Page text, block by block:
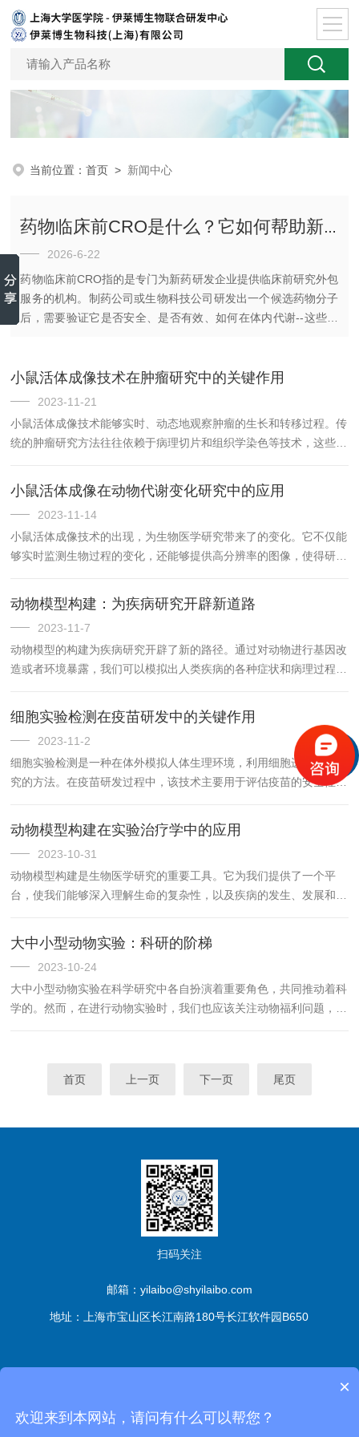
当前位置：首页 > 新闻中心
药物临床前CRO是什么？它如何帮助新药从实验室走向人体试验？
2026-6-22
药物临床前CRO指的是专门为新药研发企业提供临床前研究外包
服务的机构。制药公司或生物科技公司研发出一个候选药物分子
后，需要验证它是否安全、是否有效、如何在体内代谢--这些工
小鼠活体成像技术在肿瘤研究中的关键作用
2023-11-21
小鼠活体成像技术能够实时、动态地观察肿瘤的生长和转移过程。传
统的肿瘤研究方法往往依赖于病理切片和组织学染色等技术，这些方
和转移过程。
小鼠活体成像在动物代谢变化研究中的应用
2023-11-14
小鼠活体成像技术的出现，为生物医学研究带来了的变化。它不仅能
够实时监测生物过程的变化，还能够提供高分辨率的图像，使得研究
动物模型构建：为疾病研究开辟新道路
2023-11-7
动物模型的构建为疾病研究开辟了新的路径。通过对动物进行基因改
造或者环境暴露，我们可以模拟出人类疾病的各种症状和病理过程，
细胞实验检测在疫苗研发中的关键作用
2023-11-2
细胞实验检测是一种在体外模拟人体生理环境，利用细胞进行疾病研
究的方法。在疫苗研发过程中，该技术主要用于评估疫苗的安全性和
了解疫苗的免疫原性和保护效果。
动物模型构建在实验治疗学中的应用
2023-10-31
动物模型构建是生物医学研究的重要工具。它为我们提供了一个平
台，使我们能够深入理解生命的复杂性，以及疾病的发生、发展和治
大中小型动物实验：科研的阶梯
2023-10-24
大中小型动物实验在科学研究中各自扮演着重要角色，共同推动着科
学的。然而，在进行动物实验时，我们也应该关注动物福利问题，尽
首页 上一页 下一页 尾页
扫码关注
邮箱：yilaibo@shyilaibo.com
地址：上海市宝山区长江南路180号长江软件园B650
×
欢迎来到本网站，请问有什么可以帮您？